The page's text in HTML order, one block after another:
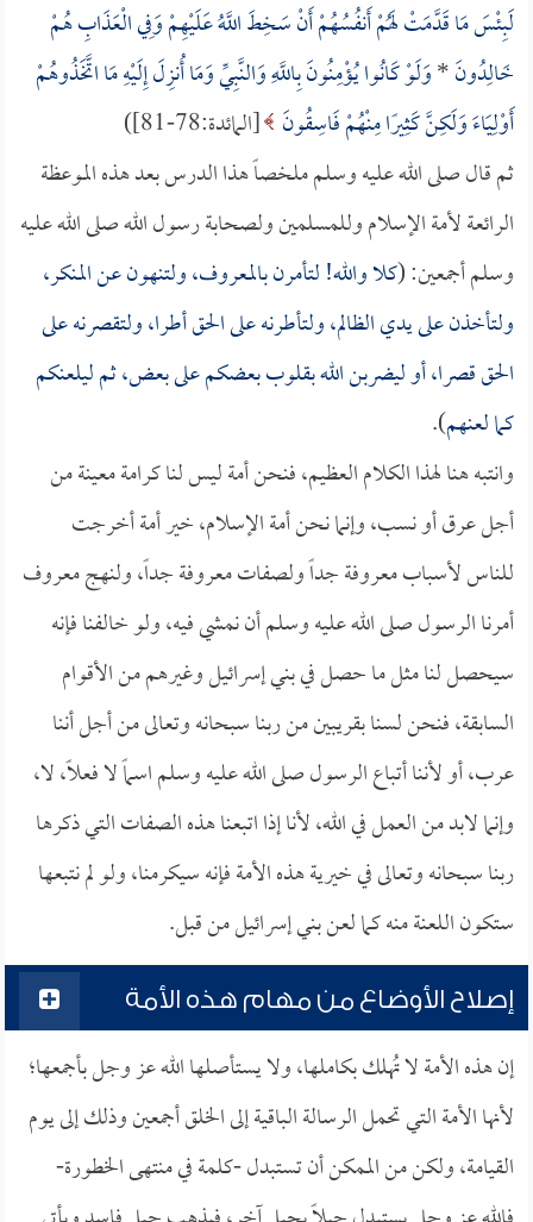
لَبِئْسَ مَا قَدَّمَتْ لَهُمْ أَنفُسُهُمْ أَنْ سَخِطَ اللَّهُ عَلَيْهِمْ وَفِي الْعَذَابِ هُمْ
خَالِدُونَ*وَلَوْ كَانُوا يُؤْمِنُونَ بِاللَّهِ وَالنَّبِيِّ وَمَا أُنزِلَ إِلَيْهِ مَا اتَّخَذُوهُمْ
أَوْلِيَاءَ وَلَكِنَّ كَثِيرًا مِنْهُمْ فَاسِقُونَ [المائدة:78-81])
ثم قال صلى الله عليه وسلم ملخصاً هذا الدرس بعد هذه الموعظة
الرائعة لأمة الإسلام وللمسلمين ولصحابة رسول الله صلى الله عليه
وسلم أجمعين: (كلا والله! لتأمرن بالمعروف، ولتنهون عن المنكر،
ولتأخذن على يدي الظالم، ولتأطرنه على الحق أطرا، ولتقصرنه على
الحق قصرا، أو ليضربن الله بقلوب بعضكم على بعض، ثم ليلعنكم
كما لعنهم).
وانتبه هنا لهذا الكلام العظيم، فنحن أمة ليس لنا كرامة معينة من
أجل عرق أو نسب، وإنما نحن أمة الإسلام، خير أمة أخرجت
للناس لأسباب معروفة جداً ولصفات معروفة جداً، ولنهج معروف
أمرنا الرسول صلى الله عليه وسلم أن نمشي فيه، ولو خالفنا فإنه
سيحصل لنا مثل ما حصل في بني إسرائيل وغيرهم من الأقوام
السابقة، فنحن لسنا بقريبين من ربنا سبحانه وتعالى من أجل أننا
عرب، أو لأننا أتباع الرسول صلى الله عليه وسلم اسماً لا فعلاً، لا،
وإنما لابد من العمل في الله، لأنا إذا اتبعنا هذه الصفات التي ذكرها
ربنا سبحانه وتعالى في خيرية هذه الأمة فإنه سيكرمنا، ولو لم نتبعها
ستكون اللعنة منه كما لعن بني إسرائيل من قبل.
إصلاح الأوضاع من مهام هذه الأمة
إن هذه الأمة لا تُهلك بكاملها، ولا يستأصلها الله عز وجل بأجمعها؛
لأنها الأمة التي تحمل الرسالة الباقية إلى الخلق أجمعين وذلك إلى يوم
القيامة، ولكن من الممكن أن تستبدل -كلمة في منتهى الخطورة-